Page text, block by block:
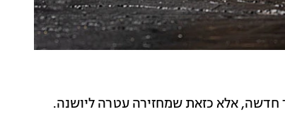
חדשה, אלא כזאת שמחזירה עטרה ליושנה.